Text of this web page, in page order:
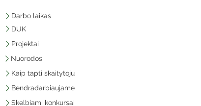
Darbo laikas
DUK
Projektai
Nuorodos
Kaip tapti skaitytoju
Bendradarbiaujame
Skelbiami konkursai